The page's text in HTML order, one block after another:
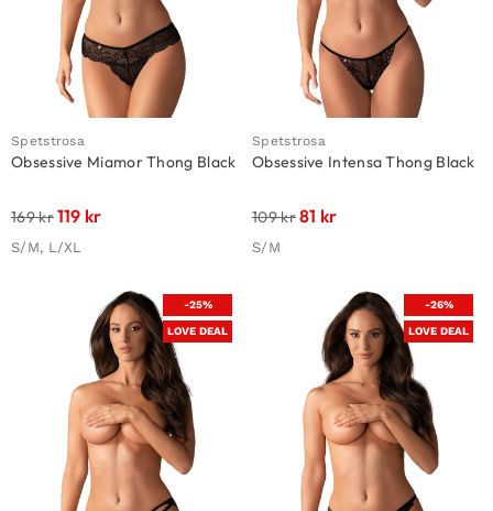
Spetstrosa
Obsessive Miamor Thong Black
169kr119 kr
S/M, L/XL
Spetstrosa
Obsessive Intensa Thong Black
109kr81 kr
S/M
-25%
LOVE DEAL
-26%
LOVE DEAL